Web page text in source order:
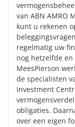
van ABN AMRO
kunt u rekenen
regelmatig uw
nog hetzelfde en
MeesPierson
de specialisten
Investment
obligaties.
over een eigen